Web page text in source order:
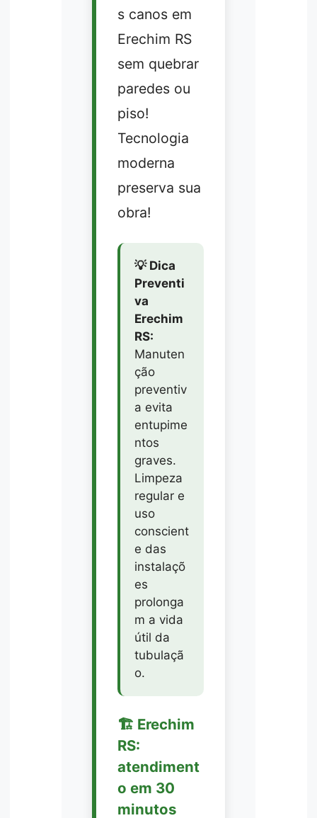
s canos em
Erechim RS
sem quebrar
paredes ou
piso!
Tecnologia
moderna
preserva sua
obra!
💡 Dica
Preventi
va
Erechim
RS:
Manuten
ção
preventiv
a evita
entupime
ntos
graves.
Limpeza
regular e
uso
conscient
e das
instalaçõ
es
prolonga
m a vida
útil da
tubulaçã
o.
🏗️ Erechim
RS:
atendiment
o em 30
minutos